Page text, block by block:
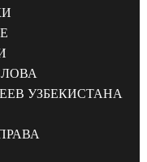
УЗБЕКИСТАНА